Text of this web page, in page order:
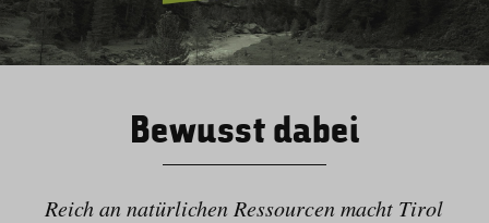
Bewusst dabei
Reich an natürlichen Ressourcen macht Tirol